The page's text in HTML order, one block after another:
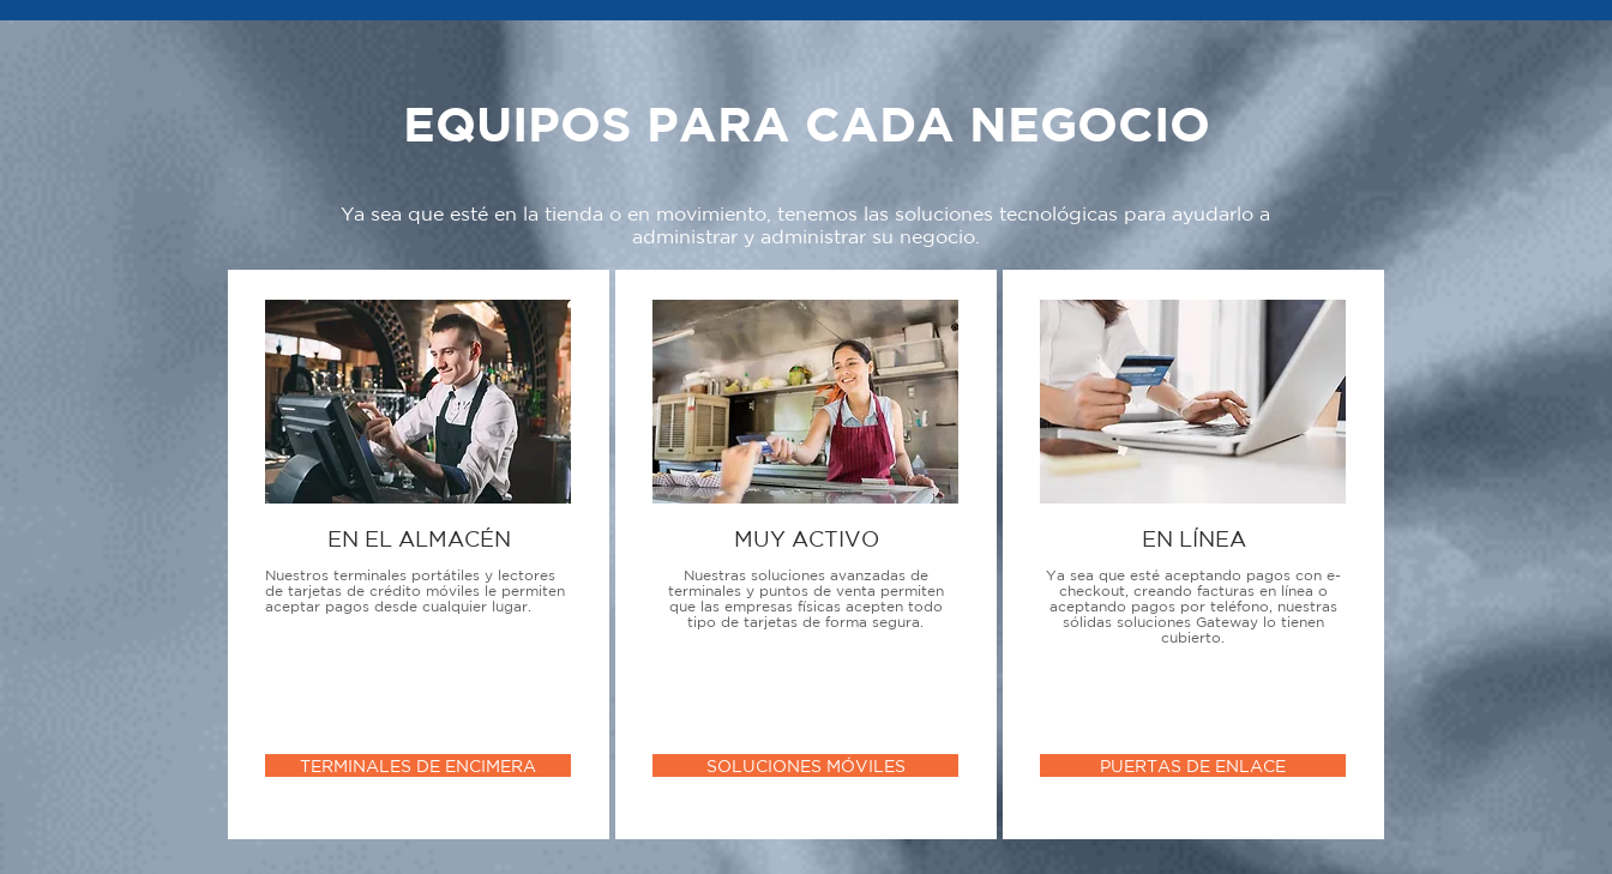
EQUIPOS PARA CADA NEGOCIO
Ya sea que esté en la tienda o en movimiento, tenemos las soluciones tecnológicas para ayudarlo a
administrar y administrar su negocio.
EN EL ALMACÉN
Nuestros terminales portátiles y lectores
de tarjetas de crédito móviles le permiten
aceptar pagos desde cualquier lugar.
TERMINALES DE ENCIMERA
MUY ACTIVO
Nuestras soluciones avanzadas de
terminales y puntos de venta permiten
que las empresas físicas acepten todo
tipo de tarjetas de forma segura.
SOLUCIONES MÓVILES
EN LÍNEA
Ya sea que esté aceptando pagos con e-
checkout, creando facturas en línea o
aceptando pagos por teléfono, nuestras
sólidas soluciones Gateway lo tienen
cubierto.
PUERTAS DE ENLACE